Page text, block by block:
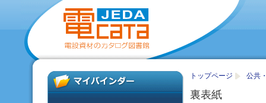
トップページ 公共
裏表紙